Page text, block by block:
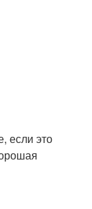
если это